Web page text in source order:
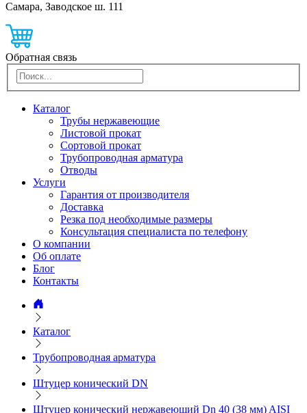
Самара, Заводское ш. 111
Обратная связь
Каталог
Трубы нержавеющие
Листовой прокат
Сортовой прокат
Трубопроводная арматура
Отводы
Услуги
Гарантия от производителя
Доставка
Резка под необходимые размеры
Консультация специалиста по телефону
О компании
Об оплате
Блог
Контакты
Каталог
Трубопроводная арматура
Штуцер конический DN
Штуцер конический нержавеющий Dn 40 (38 мм) AISI